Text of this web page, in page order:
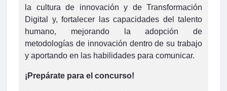
la cultura de innovación y de Transformación
Digital y, fortalecer las capacidades del talento
humano, mejorando la adopción de
metodologías de innovación dentro de su trabajo
y aportando en las habilidades para comunicar.
¡Prepárate para el concurso!